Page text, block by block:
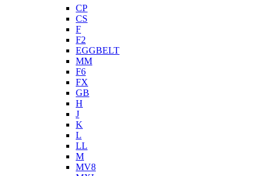
CP
CS
F
F2
EGGBELT
MM
F6
FX
GB
H
J
K
L
LL
M
MV8